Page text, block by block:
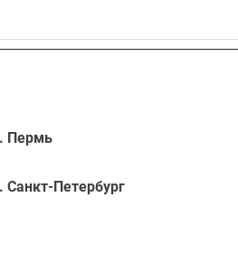
Пермь
Санкт-Петербург